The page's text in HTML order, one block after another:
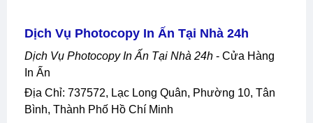
Dịch Vụ Photocopy In Ấn Tại Nhà 24h
Dịch Vụ Photocopy In Ấn Tại Nhà 24h - Cửa Hàng
In Ấn
Địa Chỉ: 737572, Lạc Long Quân, Phường 10, Tân
Bình, Thành Phố Hồ Chí Minh